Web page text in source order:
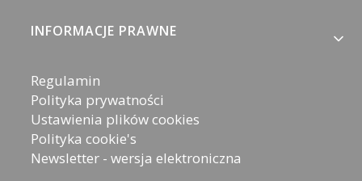
Linki w stopce
INFORMACJE PRAWNE
Regulamin
Polityka prywatności
Ustawienia plików cookies
Polityka cookie's
Newsletter - wersja elektroniczna